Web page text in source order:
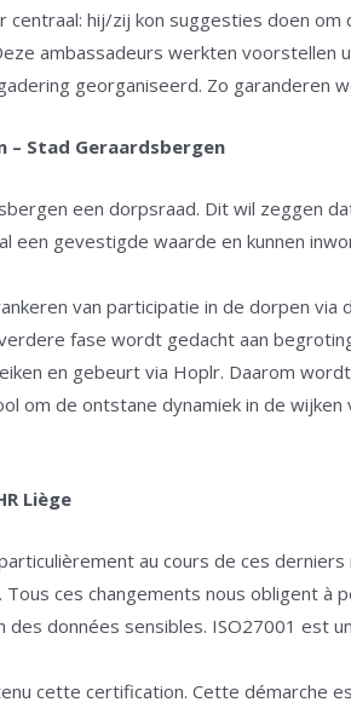
centraal: hij/zij kon suggesties doen
ambassadeurs werkten voorstellen
georganiseerd. Zo garanderen
– Stad Geraardsbergen
een dorpsraad. Dit wil zeggen
een gevestigde waarde en kunnen
van participatie in de dorpen
fase wordt gedacht aan
en gebeurt via Hoplr. Daarom
om de ontstane dynamiek in de
Liège
au cours de ces
ces changements nous obligent
données sensibles. ISO27001 est
cette certification. Cette démarche